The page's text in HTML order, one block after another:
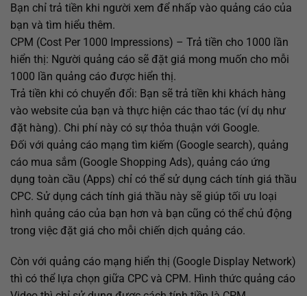
Bạn chỉ trả tiền khi người xem để nhấp vào quảng cáo của
bạn và tìm hiểu thêm.
CPM (Cost Per 1000 Impressions) – Trả tiền cho 1000 lần
hiển thị: Người quảng cáo sẽ đặt giá mong muốn cho mỗi
1000 lần quảng cáo được hiển thị.
Trả tiền khi có chuyển đổi: Bạn sẽ trả tiền khi khách hàng
vào website của bạn và thực hiện các thao tác (ví dụ như
đặt hàng). Chi phí này có sự thỏa thuận với Google.
Đối với quảng cáo mạng tìm kiếm (Google search), quảng
cáo mua sắm (Google Shopping Ads), quảng cáo ứng
dụng toàn cầu (Apps) chỉ có thể sử dụng cách tính giá thầu
CPC. Sử dụng cách tính giá thầu này sẽ giúp tối ưu loại
hình quảng cáo của bạn hơn và bạn cũng có thể chủ động
trong việc đặt giá cho mỗi chiến dịch quảng cáo.
Còn với quảng cáo mạng hiển thị (Google Display Network)
thì có thể lựa chọn giữa CPC và CPM. Hình thức quảng cáo